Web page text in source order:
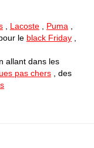
Lacoste Puma
le black Friday
allant dans les
pas chers , des